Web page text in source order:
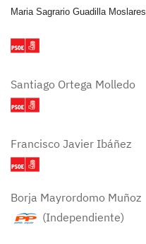
Maria Sagrario Guadilla Moslares
Santiago Ortega Molledo
Francisco Javier Ibáñez
Borja Mayrordomo Muñoz
(Independiente)